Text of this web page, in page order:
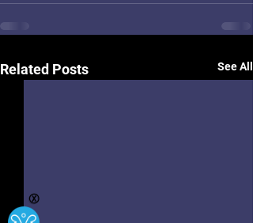
Related Posts See All
Ⓧ